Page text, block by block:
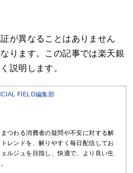
が異なることはありません
ります。この記事では楽天銀
説明します。
FIELD編集部
つわる消費者の疑問や不安に対する解
レンドを、解りやすく毎日配信してお
ルジュを目指し、快適で、より良い生